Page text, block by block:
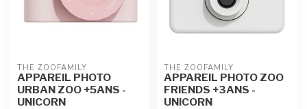
THE ZOOFAMILY
APPAREIL PHOTO
URBAN ZOO +5ANS -
UNICORN
THE ZOOFAMILY
APPAREIL PHOTO ZOO
FRIENDS +3ANS -
UNICORN